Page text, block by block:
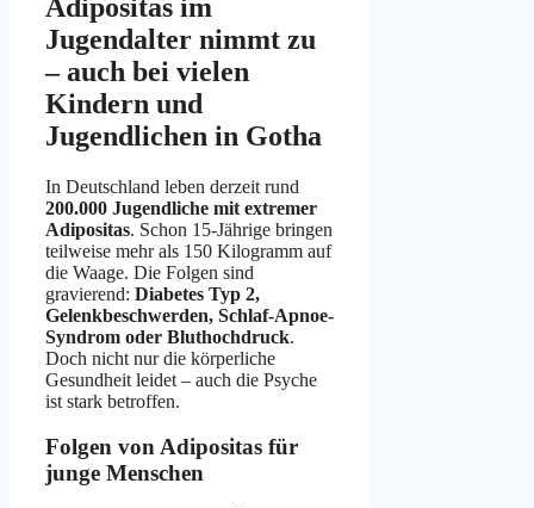
Adipositas im
Jugendalter nimmt zu
– auch bei vielen
Kindern und
Jugendlichen in Gotha
In Deutschland leben derzeit rund
200.000 Jugendliche mit extremer
Adipositas. Schon 15-Jährige bringen
teilweise mehr als 150 Kilogramm auf
die Waage. Die Folgen sind
gravierend: Diabetes Typ 2,
Gelenkbeschwerden, Schlaf-Apnoe-
Syndrom oder Bluthochdruck.
Doch nicht nur die körperliche
Gesundheit leidet – auch die Psyche
ist stark betroffen.
Folgen von Adipositas für
junge Menschen